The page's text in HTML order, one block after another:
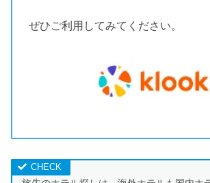
ぜひご利用してみてください。